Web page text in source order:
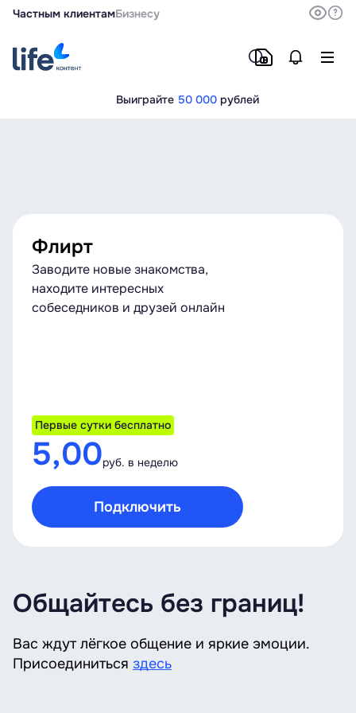
Частным клиентамБизнесу
Выиграйте 50 000 рублей
Флирт
Заводите новые знакомства,
находите интересных
собеседников и друзей онлайн
Первые сутки бесплатно
5,00руб. в неделю
Подключить
Общайтесь без границ!
Вас ждут лёгкое общение и яркие эмоции.
Присоединиться здесь